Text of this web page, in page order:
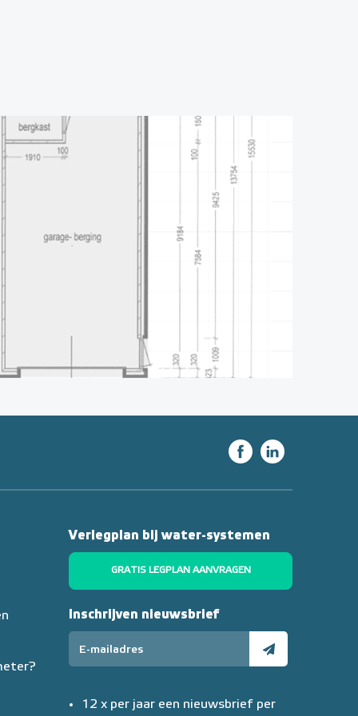
Verlegplan bij water-systemen
GRATIS LEGPLAN AANVRAGEN
Inschrijven nieuwsbrief
12 x per jaar een nieuwsbrief per